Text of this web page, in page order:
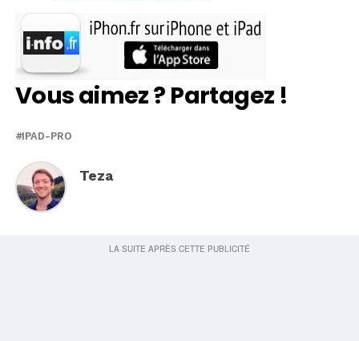
Vous aimez ? Partagez !
IPAD-PRO
Teza